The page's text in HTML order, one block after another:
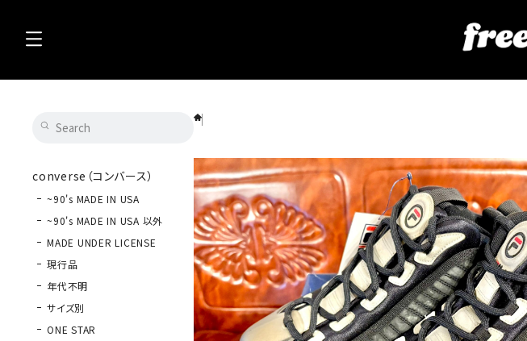
converse（コンバース）
~90's MADE IN USA
~90's MADE IN USA 以外
MADE UNDER LICENSE
現行品
年代不明
サイズ別
ONE STAR